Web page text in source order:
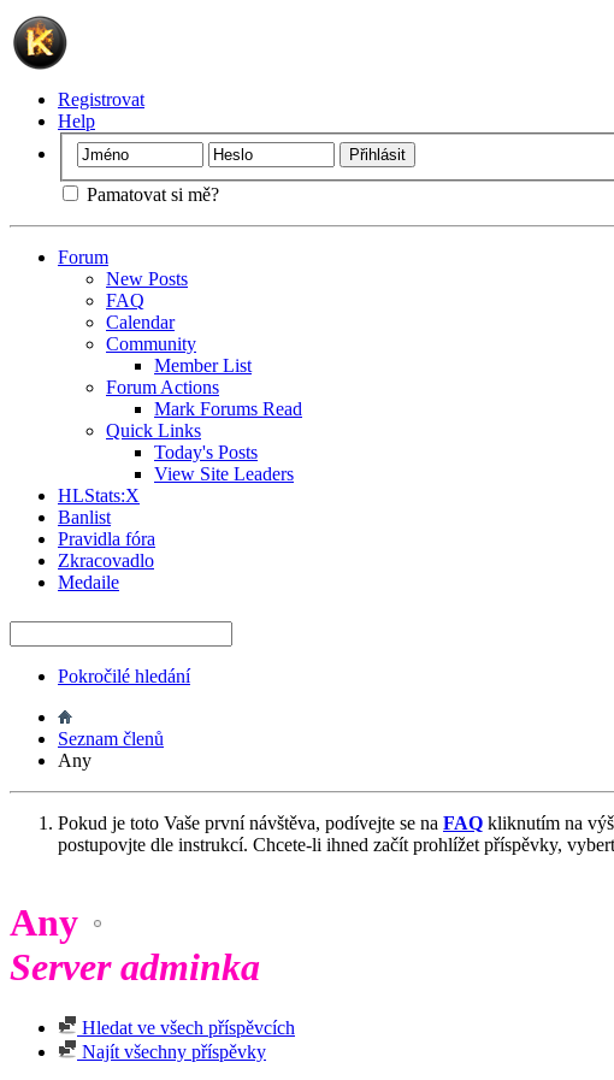
Registrovat
Help
Pamatovat si mě?
Forum
New Posts
FAQ
Calendar
Community
Member List
Forum Actions
Mark Forums Read
Quick Links
Today's Posts
View Site Leaders
HLStats:X
Banlist
Pravidla fóra
Zkracovadlo
Medaile
Pokročilé hledání
Seznam členů
Any
Pokud je toto Vaše první návštěva, podívejte se na FAQ kliknutím na
postupovjte dle instrukcí. Chcete-li ihned začít prohlížet příspěvky,
Any
Server adminka
Hledat ve všech příspěvcích
Najít všechny příspěvky